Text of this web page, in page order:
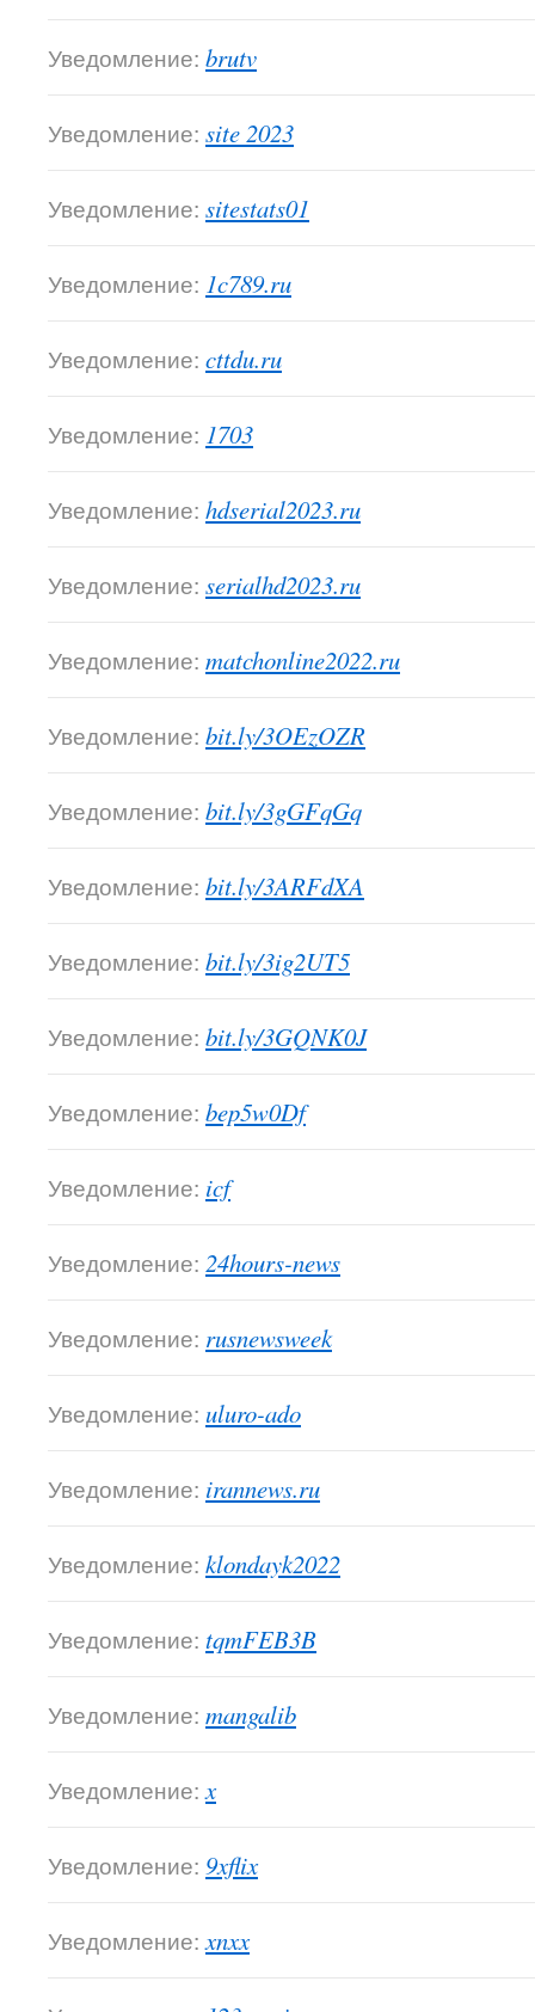
Уведомление: brutv
Уведомление: site 2023
Уведомление: sitestats01
Уведомление: 1c789.ru
Уведомление: cttdu.ru
Уведомление: 1703
Уведомление: hdserial2023.ru
Уведомление: serialhd2023.ru
Уведомление: matchonline2022.ru
Уведомление: bit.ly/3OEzOZR
Уведомление: bit.ly/3gGFqGq
Уведомление: bit.ly/3ARFdXA
Уведомление: bit.ly/3ig2UT5
Уведомление: bit.ly/3GQNK0J
Уведомление: bep5w0Df
Уведомление: icf
Уведомление: 24hours-news
Уведомление: rusnewsweek
Уведомление: uluro-ado
Уведомление: irannews.ru
Уведомление: klondayk2022
Уведомление: tqmFEB3B
Уведомление: mangalib
Уведомление:x
Уведомление: 9xflix
Уведомление:xnxx